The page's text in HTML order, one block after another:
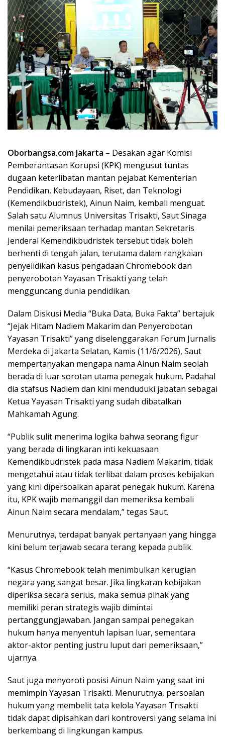
Oborbangsa.com Jakarta – Desakan agar Komisi
Pemberantasan Korupsi (KPK) mengusut tuntas
dugaan keterlibatan mantan pejabat Kementerian
Pendidikan, Kebudayaan, Riset, dan Teknologi
(Kemendikbudristek), Ainun Naim, kembali menguat.
Salah satu Alumnus Universitas Trisakti, Saut Sinaga
menilai pemeriksaan terhadap mantan Sekretaris
Jenderal Kemendikbudristek tersebut tidak boleh
berhenti di tengah jalan, terutama dalam rangkaian
penyelidikan kasus pengadaan Chromebook dan
penyerobotan Yayasan Trisakti yang telah
mengguncang dunia pendidikan.
Dalam Diskusi Media “Buka Data, Buka Fakta” bertajuk
“Jejak Hitam Nadiem Makarim dan Penyerobotan
Yayasan Trisakti” yang diselenggarakan Forum Jurnalis
Merdeka di Jakarta Selatan, Kamis (11/6/2026), Saut
mempertanyakan mengapa nama Ainun Naim seolah
berada di luar sorotan utama penegak hukum. Padahal
dia stafsus Nadiem dan kini menduduki jabatan sebagai
Ketua Yayasan Trisakti yang sudah dibatalkan
Mahkamah Agung.
“Publik sulit menerima logika bahwa seorang figur
yang berada di lingkaran inti kekuasaan
Kemendikbudristek pada masa Nadiem Makarim, tidak
mengetahui atau tidak terlibat dalam proses kebijakan
yang kini dipersoalkan aparat penegak hukum. Karena
itu, KPK wajib memanggil dan memeriksa kembali
Ainun Naim secara mendalam,” tegas Saut.
Menurutnya, terdapat banyak pertanyaan yang hingga
kini belum terjawab secara terang kepada publik.
“Kasus Chromebook telah menimbulkan kerugian
negara yang sangat besar. Jika lingkaran kebijakan
diperiksa secara serius, maka semua pihak yang
memiliki peran strategis wajib dimintai
pertanggungjawaban. Jangan sampai penegakan
hukum hanya menyentuh lapisan luar, sementara
aktor-aktor penting justru luput dari pemeriksaan,”
ujarnya.
Saut juga menyoroti posisi Ainun Naim yang saat ini
memimpin Yayasan Trisakti. Menurutnya, persoalan
hukum yang membelit tata kelola Yayasan Trisakti
tidak dapat dipisahkan dari kontroversi yang selama ini
berkembang di lingkungan kampus.